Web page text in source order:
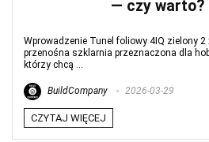
— czy warto?
Wprowadzenie Tunel foliowy 4IQ zielony 2
przenośna szklarnia przeznaczona dla
którzy chcą ...
BuildCompany 2026-03-29
CZYTAJ WIĘCEJ